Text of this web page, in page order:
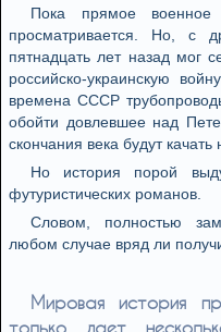
Пока прямое военное
просматривается. Но, с
пятнадцать лет назад мог
российско-украинскую
времена СССР
обойти довлевшее над
скончания века будут
Но история порой
футуристических романов.
Словом, полностью
любом случае вряд ли
Мировая история
только дает